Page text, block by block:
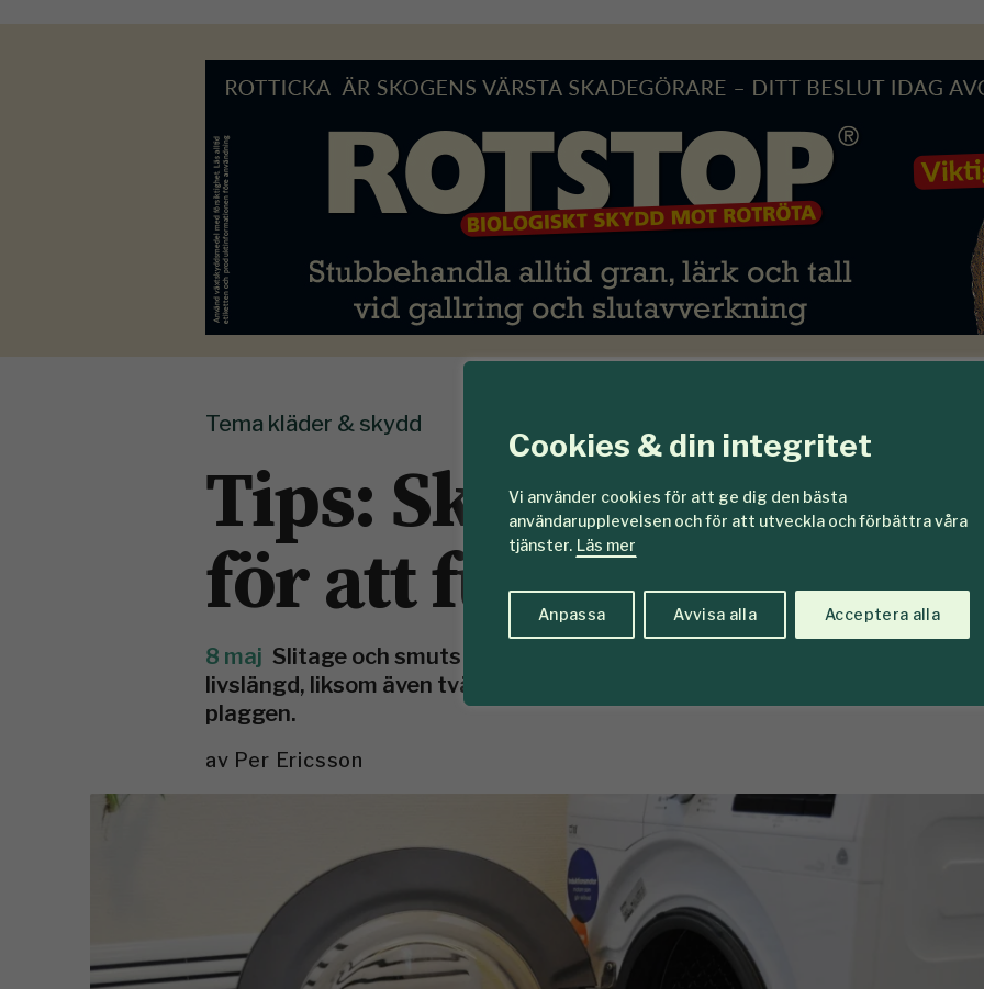
Cookies & din integritet
Vi använder cookies för att ge dig den bästa
användarupplevelsen och för att utveckla och förbättra våra
tjänster. Läs mer
Anpassa Avvisa alla Acceptera alla
Tema kläder & skydd
Tips: Skydd kräver
för att funka
8 maj Slitage och smuts inverkar på sågskyddsklädernas skyddande
livslängd, liksom även tvätt och klädernas ålder. Här tipsar vi om hur du
plaggen.
av Per Ericsson